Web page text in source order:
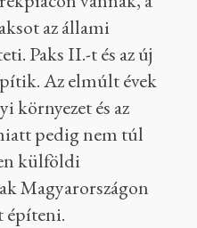
az állami
Paks II.-t és az új
Az elmúlt évek
környezet és az
pedig nem túl
külföldi
Magyarországon
építeni.